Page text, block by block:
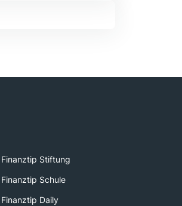
Finanztip Stiftung
Finanztip Schule
Finanztip Daily